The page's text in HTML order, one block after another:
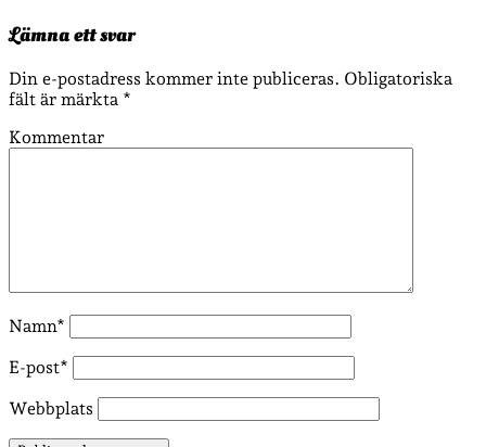
Lämna ett svar
Din e-postadress kommer inte publiceras. Obligatoriska
fält är märkta *
Kommentar
Namn*
E-post*
Webbplats